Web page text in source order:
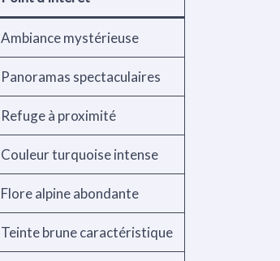
Ambiance mystérieuse
Panoramas spectaculaires
Refuge à proximité
Couleur turquoise intense
Flore alpine abondante
Teinte brune caractéristique